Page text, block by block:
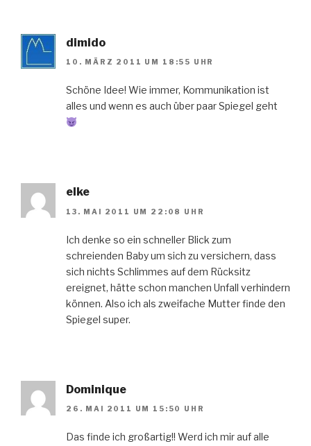
dimido
10. MÄRZ 2011 UM 18:55 UHR
Schöne Idee! Wie immer, Kommunikation ist
alles und wenn es auch über paar Spiegel geht
elke
13. MAI 2011 UM 22:08 UHR
Ich denke so ein schneller Blick zum
schreienden Baby um sich zu versichern, dass
sich nichts Schlimmes auf dem Rücksitz
ereignet, hätte schon manchen Unfall verhindern
können. Also ich als zweifache Mutter finde den
Spiegel super.
Dominique
26. MAI 2011 UM 15:50 UHR
Das finde ich großartig!! Werd ich mir auf alle